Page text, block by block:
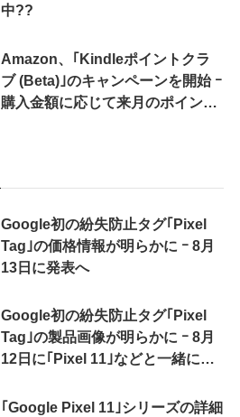
中??
Amazon、｢Kindleポイントクラ
ブ (Beta)｣のキャンペーンを開始 ｰ
購入金額に応じて来月のポイント
Google初の紛失防止タグ｢Pixel
Tag｣の価格情報が明らかに ｰ 8月
13日に発表へ
Google初の紛失防止タグ｢Pixel
Tag｣の製品画像が明らかに ｰ 8月
12日に｢Pixel 11｣などと一緒に発
｢Google Pixel 11｣シリーズの詳細